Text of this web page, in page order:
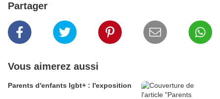
Partager
Vous aimerez aussi
Parents d'enfants lgbt+ : l'exposition